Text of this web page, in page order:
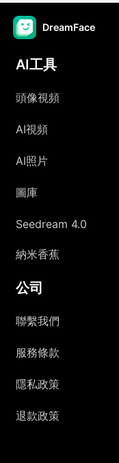
DreamFace
AI工具
頭像視頻
AI視頻
AI照片
圖庫
Seedream 4.0
納米香蕉
公司
聯繫我們
服務條款
隱私政策
退款政策